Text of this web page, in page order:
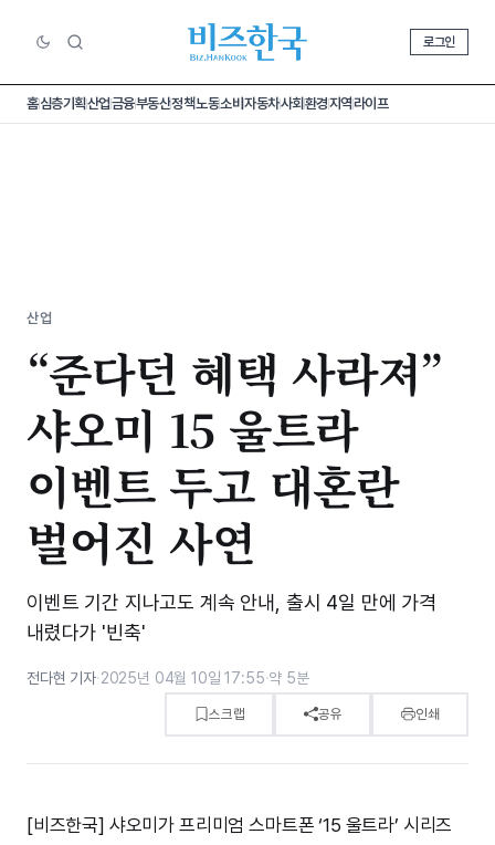
로그인
홈심층기획산업금융부동산정책노동소비 자동차사회환경지역라이프
산업
“준다던 혜택 사라져”
샤오미 15 울트라
이벤트 두고 대혼란
벌어진 사연
이벤트 기간 지나고도 계속 안내, 출시 4일 만에 가격
내렸다가 '빈축'
전다현 기자·2025년 04월 10일 17:55·약 5분
스크랩 공유 인쇄
[비즈한국] 샤오미가 프리미엄 스마트폰 ‘15 울트라’ 시리즈